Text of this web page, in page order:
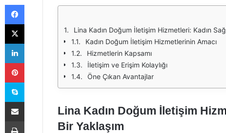
Lina Kadın Doğum İletişim Hizmetleri: Kadın
Kadın Doğum İletişim Hizmetlerinin Amacı
Hizmetlerin Kapsamı
İletişim ve Erişim Kolaylığı
Öne Çıkan Avantajlar
Lina Kadın Doğum İletişim
Bir Yaklaşım
Facebook
X
LinkedIn
Pinterest
Skype
E-Posta ile paylaş